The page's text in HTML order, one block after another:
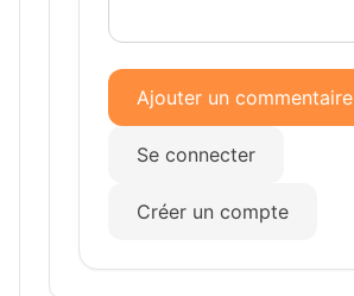
Ajouter un commentaire
Se connecter
Créer un compte